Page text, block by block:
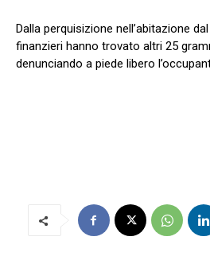
Dalla perquisizione nell’abitazione
finanzieri hanno trovato altri 25
denunciando a piede libero